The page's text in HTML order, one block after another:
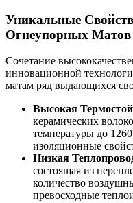
Уникальные
Огнеупорных Матов
Сочетание
инновационной
матам ряд выдающихся
Высокая
керамических
температуры до
изоляционные
Низкая
состоящая из
количество
превосходные